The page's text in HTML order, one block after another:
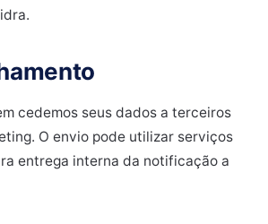
cedemos seus dados a terceiros
O envio pode utilizar serviços
entrega interna da notificação a